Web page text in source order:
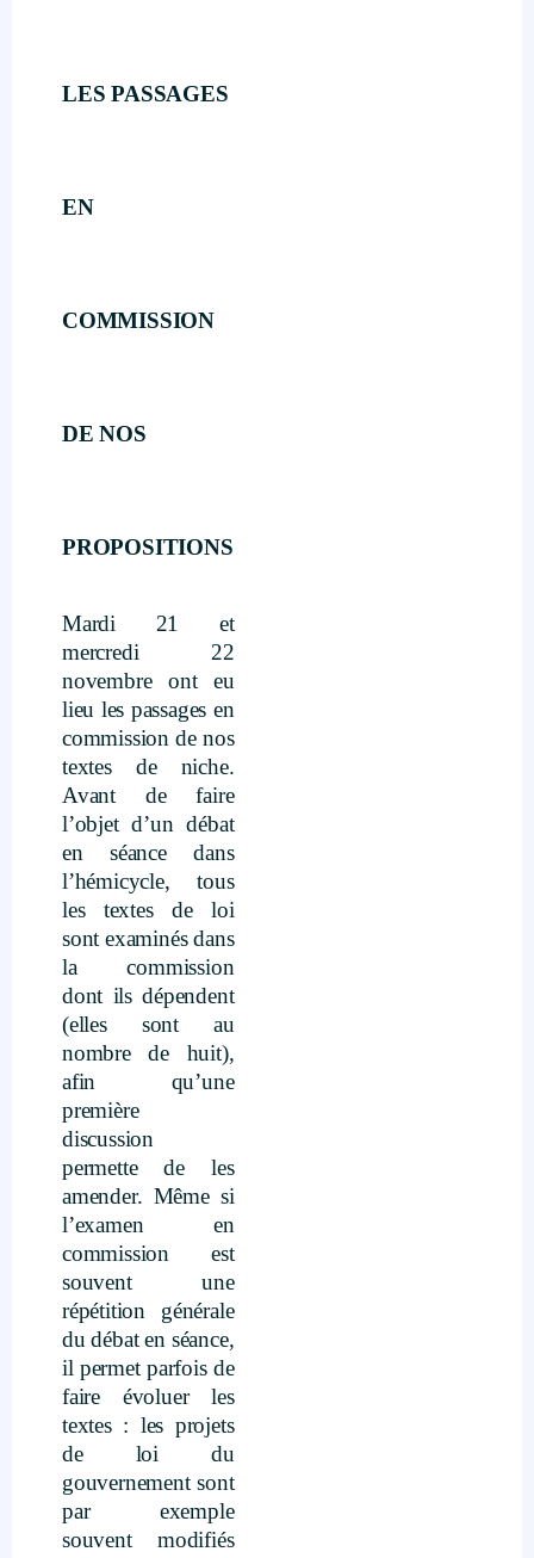
LES PASSAGES
EN
COMMISSION
DE NOS
PROPOSITIONS
Mardi 21 et
mercredi 22
novembre ont eu
lieu les passages en
commission de nos
textes de niche.
Avant de faire
l’objet d’un débat
en séance dans
l’hémicycle, tous
les textes de loi
sont examinés dans
la commission
dont ils dépendent
(elles sont au
nombre de huit),
afin qu’une
première
discussion
permette de les
amender. Même si
l’examen en
commission est
souvent une
répétition générale
du débat en séance,
il permet parfois de
faire évoluer les
textes : les projets
de loi du
gouvernement sont
par exemple
souvent modifiés